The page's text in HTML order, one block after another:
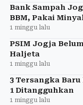
Bank Sampah
BBM, Pakai
1 minggu lalu
PSIM Jogja
Haljeta
1 minggu lalu
3 Tersangka
1 Ditangguhkan
1 minggu lalu